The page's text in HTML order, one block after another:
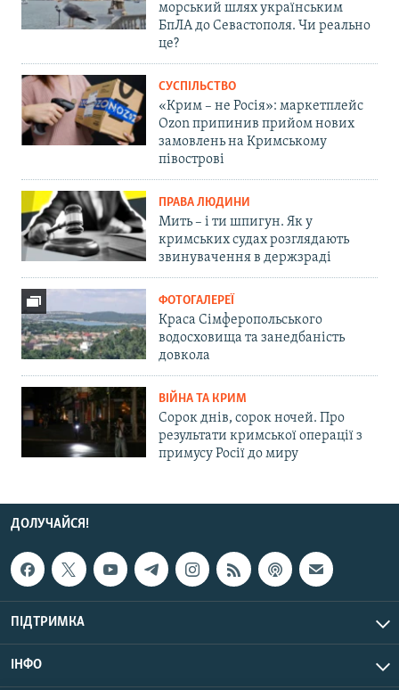
морський шлях українським
БпЛА до Севастополя. Чи реально
це?
СУСПІЛЬСТВО
«Крим – не Росія»: маркетплейс
Ozon припинив прийом нових
замовлень на Кримському
півострові
ПРАВА ЛЮДИНИ
Мить – і ти шпигун. Як у
кримських судах розглядають
звинувачення в держзраді
ФОТОГАЛЕРЕЇ
Краса Сімферопольського
водосховища та занедбаність
довкола
ВІЙНА ТА КРИМ
Сорок днів, сорок ночей. Про
результати кримської операції з
примусу Росії до миру
ДОЛУЧАЙСЯ!
ПІДТРИМКА
ІНФО